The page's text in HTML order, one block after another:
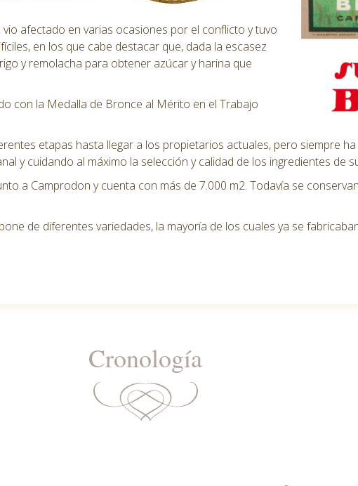
afectado en varias ocasiones por el conflicto y tuvo
en los que cabe destacar que, dada la escasez
y remolacha para obtener azúcar y harina que
con la Medalla de Bronce al Mérito en el Trabajo
etapas hasta llegar a los propietarios actuales, pero siempre
y cuidando al máximo la selección y calidad de los ingredientes de
a Camprodon y cuenta con más de 7.000 m2. Todavía se
de diferentes variedades, la mayoría de los cuales ya se
Cronología